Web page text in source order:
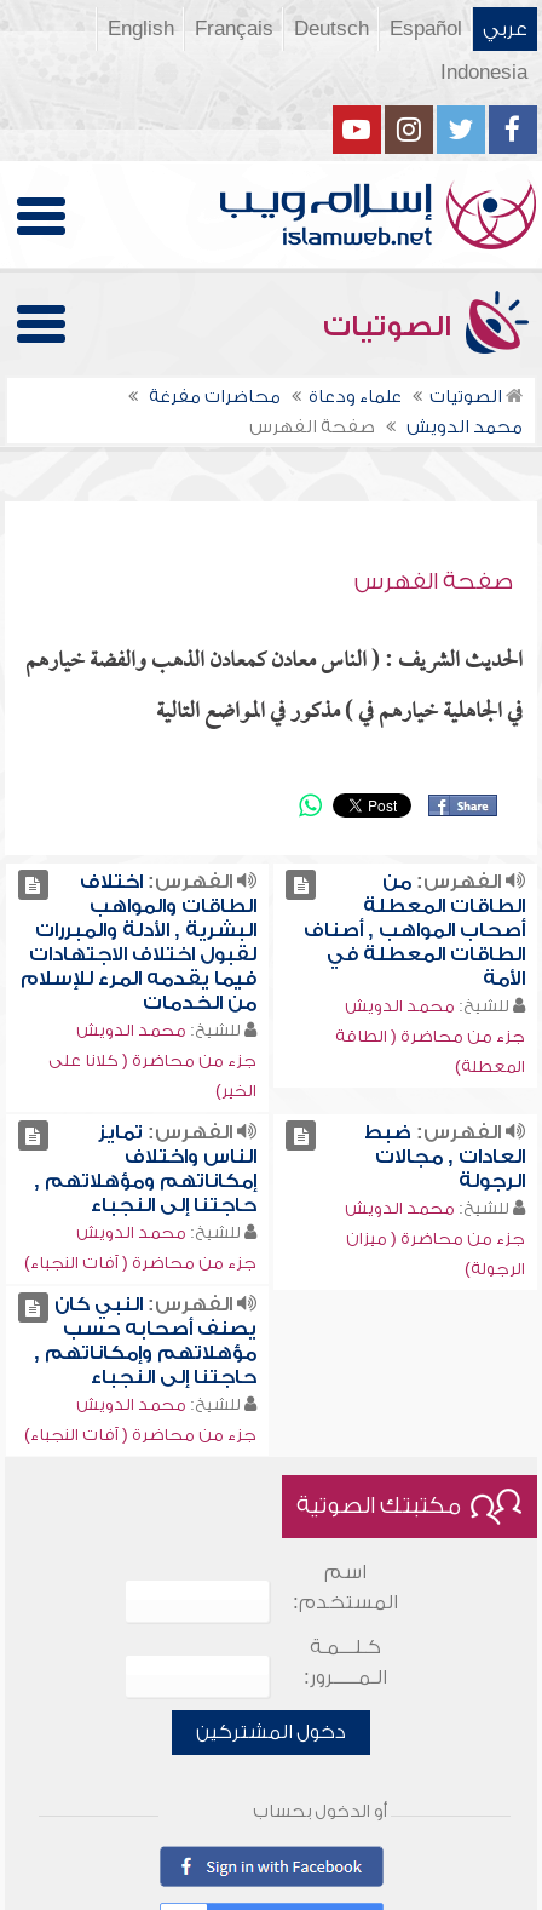
عربي Español
Deutsch
Français
English
Indonesia
الصوتيات
الصوتيات علماء ودعاة
محاضرات مفرغة
محمد الدويش
صفحة الفهرس
صفحة الفهرس
الحديث الشريف : ( الناس معادن كمعادن الذهب والفضة خيارهم
في الجاهلية خيارهم في ) مذكور في المواضع التالية
الفهرس:من
الطاقات المعطلة
أصحاب المواهب , أصناف
الطاقات المعطلة في
الأمة
للشيخ: محمد الدويش
جزء من محاضرة ( الطاقة
المعطلة)
الفهرس:اختلاف
الطاقات والمواهب
البشرية , الأدلة والمبررات
لقبول اختلاف الاجتهادات
فيما يقدمه المرء للإسلام
من الخدمات
للشيخ: محمد الدويش
جزء من محاضرة ( كلانا على
الخير)
الفهرس: ضبط
العادات , مجالات
الرجولة
للشيخ: محمد الدويش
جزء من محاضرة ( ميزان
الرجولة)
الفهرس: تمايز
الناس واختلاف
إمكاناتهم ومؤهلاتهم ,
حاجتنا إلى النجباء
للشيخ: محمد الدويش
جزء من محاضرة ( آفات النجباء)
الفهرس:النبي كان
يصنف أصحابه حسب
مؤهلاتهم وإمكاناتهم ,
حاجتنا إلى النجباء
للشيخ: محمد الدويش
جزء من محاضرة ( آفات النجباء)
مكتبتك الصوتية
اسم
المستخدم:
كـلـــمـة
الـمـــــرور:
دخول المشتركين
أو الدخول بحساب